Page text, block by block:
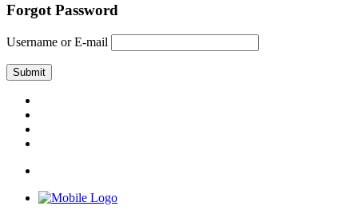
Forgot Password
Username or E-mail